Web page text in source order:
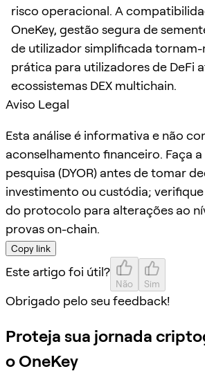
risco operacional. A
OneKey, gestão segura de
de utilizador simplificada tornam-
prática para utilizadores de DeFi
ecossistemas DEX multichain.
Aviso Legal
Esta análise é informativa e não
aconselhamento financeiro. Faça
pesquisa (DYOR) antes de tomar
investimento ou custódia;
do protocolo para alterações ao
provas on-chain.
Copy link
Este artigo foi útil?
Não Sim
Obrigado pelo seu feedback!
Proteja sua jornada
o OneKey